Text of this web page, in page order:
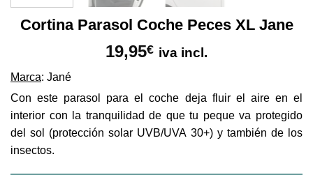
Cortina Parasol Coche Peces XL Jane
19,95€ iva incl.
Marca: Jané
Con este parasol para el coche deja fluir el aire en el
interior con la tranquilidad de que tu peque va protegido
del sol (protección solar UVB/UVA 30+) y también de los
insectos.